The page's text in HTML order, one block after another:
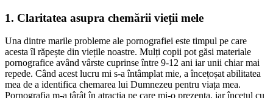
1. Claritatea asupra chemării vieții mele
Una dintre marile probleme ale pornografiei este timpul pe care
acesta îl răpește din viețile noastre. Mulți copii pot găsi materiale
pornografice având vârste cuprinse între 9-12 ani iar unii chiar mai
repede. Când acest lucru mi s-a întâmplat mie, a încețoșat abilitatea
mea de a identifica chemarea lui Dumnezeu pentru viața mea.
Pornografia m-a târât în atracția pe care mi-o prezenta, iar încetul cu